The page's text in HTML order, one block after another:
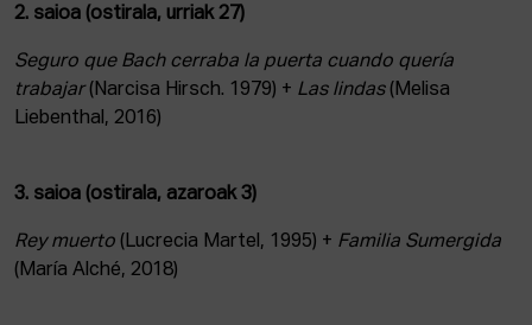
2. saioa (ostirala, urriak 27)
Seguro que Bach cerraba la puerta cuando quería
trabajar(Narcisa Hirsch. 1979) + Las lindas(Melisa
Liebenthal, 2016)
3. saioa (ostirala, azaroak 3)
Rey muerto (Lucrecia Martel, 1995) + Familia Sumergida
(María Alché, 2018)